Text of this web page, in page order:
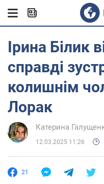
Ірина Білик
справді
колишнім
Лорак
Катерина
12.03.2025 11:26
21